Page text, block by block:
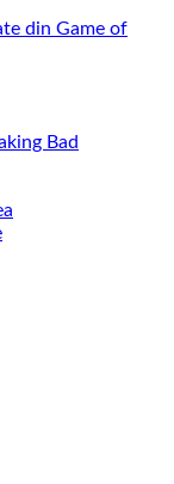
din Game of
Bad